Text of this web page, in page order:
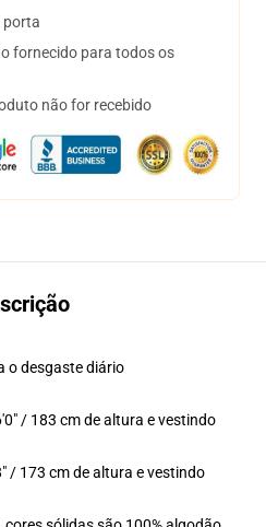
porta
fornecido para todos os
não for recebido
o desgaste diário
/ 183 cm de altura e vestindo
/ 173 cm de altura e vestindo